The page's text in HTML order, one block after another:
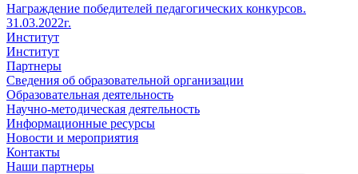
Награждение победителей педагогических конкурсов.
31.03.2022г.
Институт
Институт
Партнеры
Сведения об образовательной организации
Образовательная деятельность
Научно-методическая деятельность
Информационные ресурсы
Новости и мероприятия
Контакты
Наши партнеры